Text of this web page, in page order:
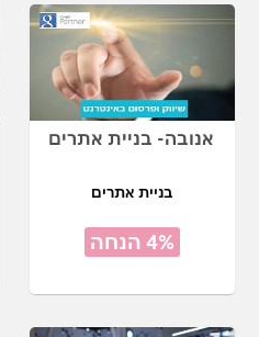
אנובה- בניית אתרים
בניית אתרים
4% הנחה